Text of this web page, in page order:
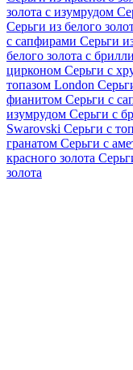
золота с изумрудом
Серьги из белого
с сапфирами Серьги
белого золота с
цирконом Серьги с
топазом London
фианитом Серьги с
изумрудом Серьги с
Swarovski Серьги с
гранатом Серьги с
красного золота
золота